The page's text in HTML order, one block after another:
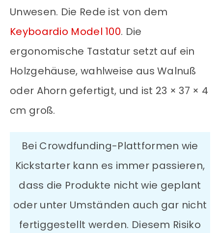
Unwesen. Die Rede ist von dem
Keyboardio Model 100. Die
ergonomische Tastatur setzt auf ein
Holzgehäuse, wahlweise aus Walnuß
oder Ahorn gefertigt, und ist 23 × 37 × 4
cm groß.
Bei Crowdfunding-Plattformen wie
Kickstarter kann es immer passieren,
dass die Produkte nicht wie geplant
oder unter Umständen auch gar nicht
fertiggestellt werden. Diesem Risiko